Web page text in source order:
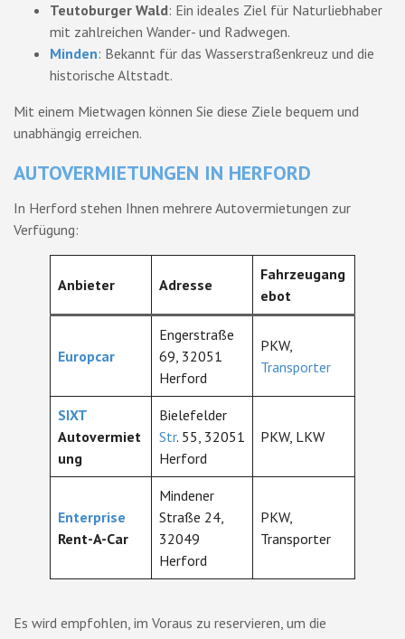
Teutoburger Wald: Ein ideales Ziel für Naturliebhaber
mit zahlreichen Wander- und Radwegen.
Minden: Bekannt für das Wasserstraßenkreuz und die
historische Altstadt.
Mit einem Mietwagen können Sie diese Ziele bequem und
unabhängig erreichen.
AUTOVERMIETUNGEN IN HERFORD
In Herford stehen Ihnen mehrere Autovermietungen zur
Verfügung:
Anbieter Adresse
Fahrzeugang
ebot
Europcar
Engerstraße
69, 32051
Herford
PKW,
Transporter
SIXT
Autovermiet
ung
Bielefelder
Str. 55, 32051
Herford
PKW, LKW
Enterprise
Rent-A-Car
Mindener
Straße 24,
32049
Herford
PKW,
Transporter
Es wird empfohlen, im Voraus zu reservieren, um die